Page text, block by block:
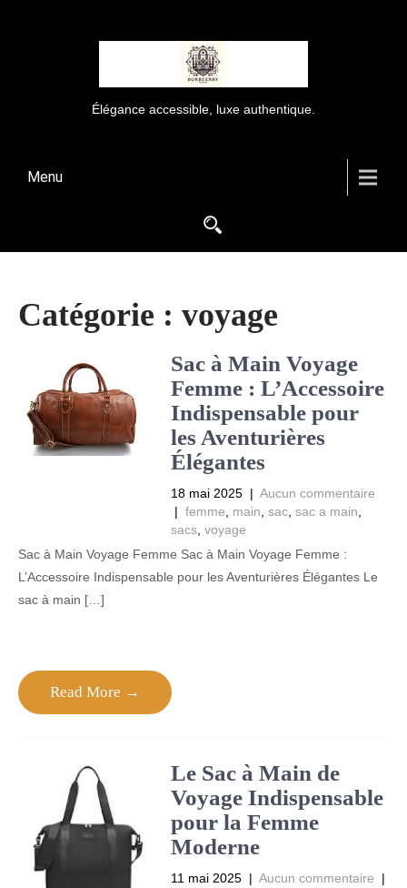
Élégance accessible, luxe authentique.
Menu
Catégorie : voyage
Sac à Main Voyage
Femme : L’Accessoire
Indispensable pour
les Aventurières
Élégantes
18 mai 2025 | Aucun commentaire
| femme main sac, sac a main
sacs, voyage
Sac à Main Voyage Femme Sac à Main Voyage Femme :
L’Accessoire Indispensable pour les Aventurières Élégantes Le
sac à main […]
Read More →
Le Sac à Main de
Voyage Indispensable
pour la Femme
Moderne
11 mai 2025 | Aucun commentaire
|